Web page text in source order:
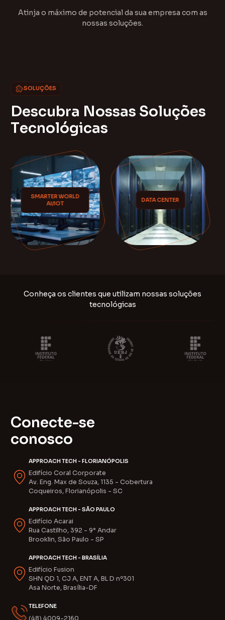
Atinja o máximo de potencial da sua empresa com as
nossas soluções.
SOLUÇÕES
Descubra Nossas Soluções
Tecnológicas
DATA CENTER CONECTIVIDADE
Conheça os clientes que utilizam nossas soluções
tecnológicas
Conecte-se
conosco
APPROACH TECH - FLORIANÓPOLIS
Edifício Coral Corporate
Av. Eng. Max de Souza, 1135 - Cobertura
Coqueiros, Florianópolis - SC
APPROACH TECH - SÃO PAULO
Edifício Acarai
Rua Castilho, 392 - 9° Andar
Brooklin, São Paulo - SP
APPROACH TECH - BRASÍLIA
Edifício Fusion
SHN QD 1, CJ A, ENT A, BL D nº301
Asa Norte, Brasília-DF
TELEFONE
(48) 4009-2160